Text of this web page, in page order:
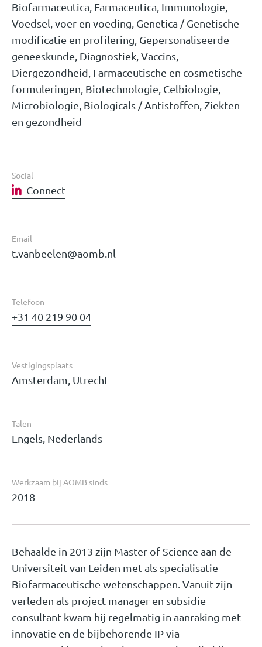
Biofarmaceutica, Farmaceutica, Immunologie,
Voedsel, voer en voeding, Genetica / Genetische
modificatie en profilering, Gepersonaliseerde
geneeskunde, Diagnostiek, Vaccins,
Diergezondheid, Farmaceutische en cosmetische
formuleringen, Biotechnologie, Celbiologie,
Microbiologie, Biologicals / Antistoffen, Ziekten
en gezondheid
Social
Connect
Email
t.vanbeelen@aomb.nl
Telefoon
+31 40 219 90 04
Vestigingsplaats
Amsterdam, Utrecht
Talen
Engels, Nederlands
Werkzaam bij AOMB sinds
2018
Behaalde in 2013 zijn Master of Science aan de
Universiteit van Leiden met als specialisatie
Biofarmaceutische wetenschappen. Vanuit zijn
verleden als project manager en subsidie
consultant kwam hij regelmatig in aanraking met
innovatie en de bijbehorende IP via